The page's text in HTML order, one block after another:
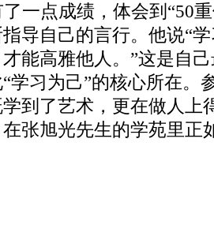
一点成绩，体会到“50
导自己的言行。他说“
能高雅他人。”这是自
学习为己”的核心所在。
到了艺术，更在做人上
张旭光先生的学苑里正